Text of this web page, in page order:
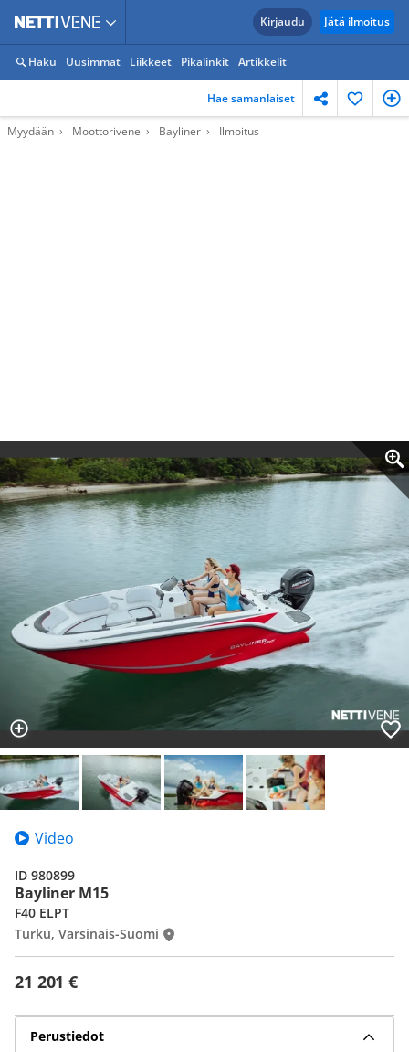
Kirjaudu Jätä ilmoitus
Haku Uusimmat Liikkeet Pikalinkit Artikkelit
Hae samanlaiset
Myydään Moottorivene Bayliner Ilmoitus
Bayliner M15
21 201 €
F40 ELPT
Turku, Varsinais-Suomi
ID 980899
Video
Perustiedot